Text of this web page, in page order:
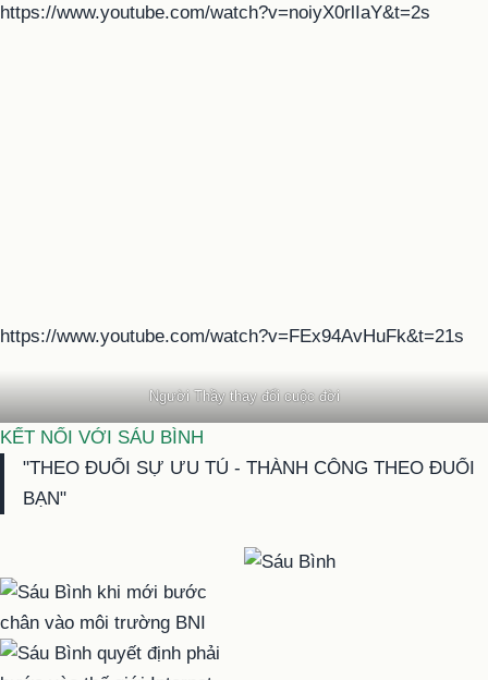
https://www.youtube.com/watch?v=noiyX0rlIaY&t=2s
https://www.youtube.com/watch?v=FEx94AvHuFk&t=21s
Người Thầy thay đổi cuộc đời
KẾT NỐI VỚI SÁU BÌNH
"THEO ĐUỔI SỰ ƯU TÚ - THÀNH CÔNG THEO ĐUỔI
BẠN"